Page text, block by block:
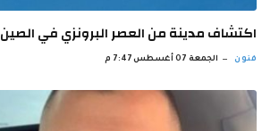
اكتشاف مدينة من العصر البرونزي في الصين
فنون الجمعة 07 أغسطس 7:47 م